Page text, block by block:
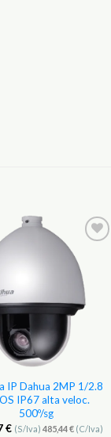
Adicionar
aos
Favoritos
IP Dahua 2MP 1/2.8
IP67 alta veloc.
500º/sg
€ (S/Iva) 485,44€(C/Iva)